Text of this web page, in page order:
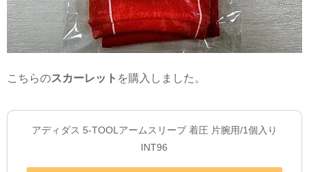
こちらのスカーレット を購入しました。
アディダス 5-TOOLアームスリーブ 着圧 片腕用/1個入り
INT96